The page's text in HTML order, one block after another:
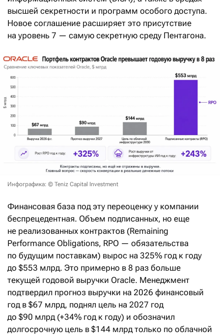
высшей секретности и программ особого доступа.
Новое соглашение расширяет это присутствие
на уровень 7 — самую секретную среду Пентагона.
Инфографика: © Teniz Capital Investment
Финансовая база под эту переоценку у компании
беспрецедентная. Объем подписанных, но еще
не реализованных контрактов (Remaining
Performance Obligations, RPO — обязательства
по будущим поставкам) вырос на 325% год к году
до $553 млрд. Это примерно в 8 раз больше
текущей годовой выручки Oracle. Менеджмент
подтвердил прогноз выручки на 2026 финансовый
год в $67 млрд, поднял цель на 2027 год
до $90 млрд (+34% год к году) и обозначил
долгосрочную цель в $144 млрд только по облачной